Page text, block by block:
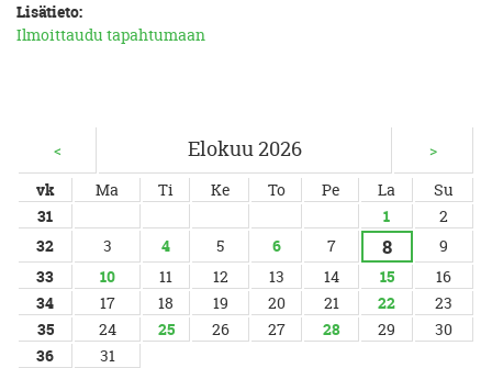
Lisätieto:
Ilmoittaudu tapahtumaan
< Elokuu 2026
>
vk
Ma Ti Ke To Pe La
Su
31
1
2
32
3 4 5 6 7 8
9
33
10 11 12 13 14 15
16
34
17 18 19 20 21 22
23
35
24 25 26 27 28 29
30
36
31